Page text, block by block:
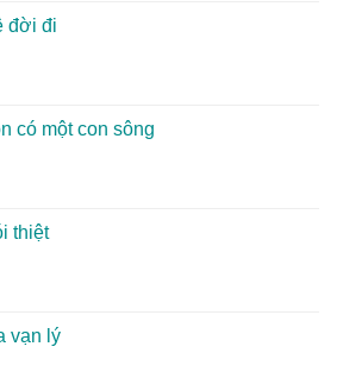
đời đi
có một con sông
thiệt
vạn lý